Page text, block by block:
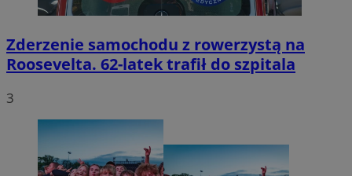
Zderzenie samochodu z rowerzystą na
Roosevelta. 62-latek trafił do szpitala
3